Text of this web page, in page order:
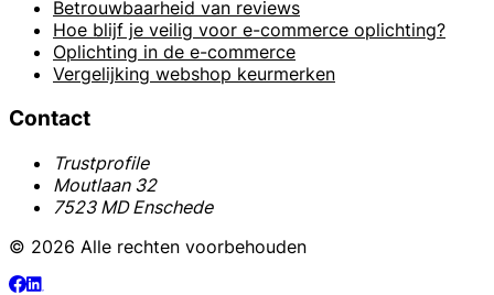
Betrouwbaarheid van reviews
Hoe blijf je veilig voor e-commerce oplichting?
Oplichting in de e-commerce
Vergelijking webshop keurmerken
Contact
Trustprofile
Moutlaan 32
7523 MD Enschede
© 2026 Alle rechten voorbehouden